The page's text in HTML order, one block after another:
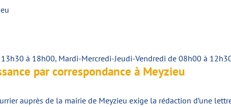
à 18h00, Mardi-Mercredi-Jeudi-Vendredi de 08h00 à
par correspondance à Meyzieu
auprès de la mairie de Meyzieu exige la rédaction d’une